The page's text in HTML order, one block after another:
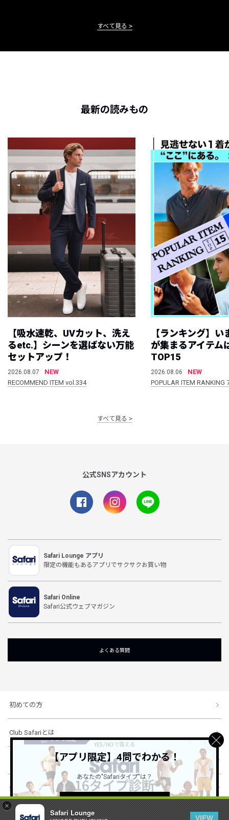
×
Safari Lounge
VIEW
すべて見る
最新の読みもの
【吸水速乾、UVカット、洗え
るetc.】シーンを選ばない万能
セットアップ！
2026.08.07
NEW
RECOMMEND ITEM vol.334
【ランキング】
が集まるアイテム
TOP15
2026.08.06
NEW
POPULAR ITEM
すべて見る
公式SNSアカウント
Safari Lounge アプリ
限定の機能もあるアプリでサクサクお買い物
Safari Online
Safari公式ウェブマガジン
よくある質問
初めての方
Club Safariとは
ショッピングガイド
会社概要・規約
【アプリ限定】4問でわかる！
あなたの"Safariタイプ"は？
詳しくはこちら ＞